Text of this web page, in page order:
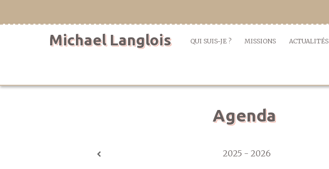
Michael Langlois QUI SUIS-JE ? MISSIONS ACTUALITÉS
Agenda
2025 - 2026